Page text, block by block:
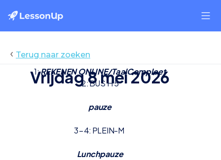
‹ Terug naar zoeken
vrijdag 8 mei 2026
Vrijdag 8 mei 2026
1: REKENEN ONLINE/TaalCompleet
2: BUS H 5
pauze
3-4: PLEIN-M
Lunchpauze